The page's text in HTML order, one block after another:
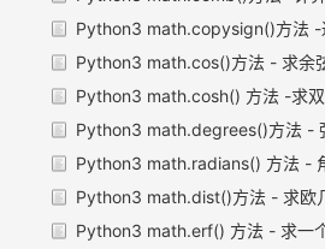
Python3 math.copysign()方法 -
Python3 math.cos()方法 - 求余
Python3 math.cosh() 方法 -求双
Python3 math.degrees()方法 -
Python3 math.radians() 方法 -
Python3 math.dist()方法 - 求欧
Python3 math.erf() 方法 - 求一